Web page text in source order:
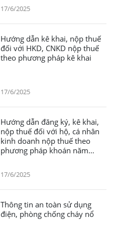
17/6/2025
Hướng dẫn kê khai, nộp thuế
đối với HKD, CNKD nộp thuế
theo phương pháp kê khai
17/6/2025
Hướng dẫn đăng ký, kê khai,
nộp thuế đối với hộ, cá nhân
kinh doanh nộp thuế theo
phương pháp khoán năm
17/6/2025
Thông tin an toàn sử dụng
điện, phòng chống cháy nổ